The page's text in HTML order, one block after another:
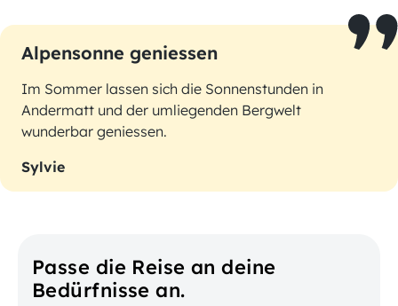
Alpensonne geniessen
Im Sommer lassen sich die Sonnenstunden in
Andermatt und der umliegenden Bergwelt
wunderbar geniessen.
Sylvie
Passe die Reise an deine
Bedürfnisse an.